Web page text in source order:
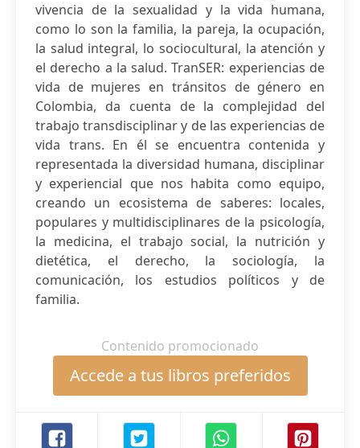
vivencia de la sexualidad y la vida humana,
como lo son la familia, la pareja, la ocupación,
la salud integral, lo sociocultural, la atención y
el derecho a la salud. TranSER: experiencias de
vida de mujeres en tránsitos de género en
Colombia, da cuenta de la complejidad del
trabajo transdisciplinar y de las experiencias de
vida trans. En él se encuentra contenida y
representada la diversidad humana, disciplinar
y experiencial que nos habita como equipo,
creando un ecosistema de saberes: locales,
populares y multidisciplinares de la psicología,
la medicina, el trabajo social, la nutrición y
dietética, el derecho, la sociología, la
comunicación, los estudios políticos y de
familia.
Contenido promocionado
Accede a tus libros preferidos